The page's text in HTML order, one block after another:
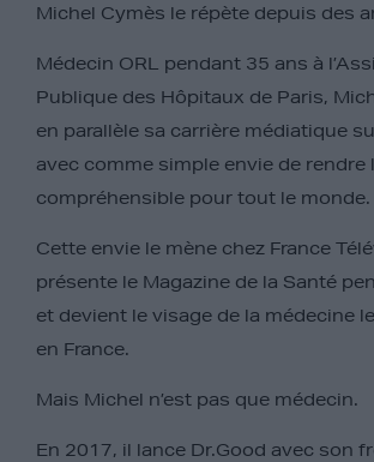
Michel Cymès le répète depuis des
Médecin ORL pendant 35 ans à
Publique des Hôpitaux de Paris,
en parallèle sa carrière médiatique
avec comme simple envie de rendre
compréhensible pour tout le monde.
Cette envie le mène chez France
présente le Magazine de la Santé
et devient le visage de la médecine
en France.
Mais Michel n’est pas que médecin.
En 2017, il lance Dr.Good avec son